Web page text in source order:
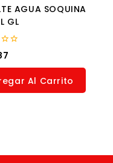
AGUA SOQUINA
GL
Al Carrito